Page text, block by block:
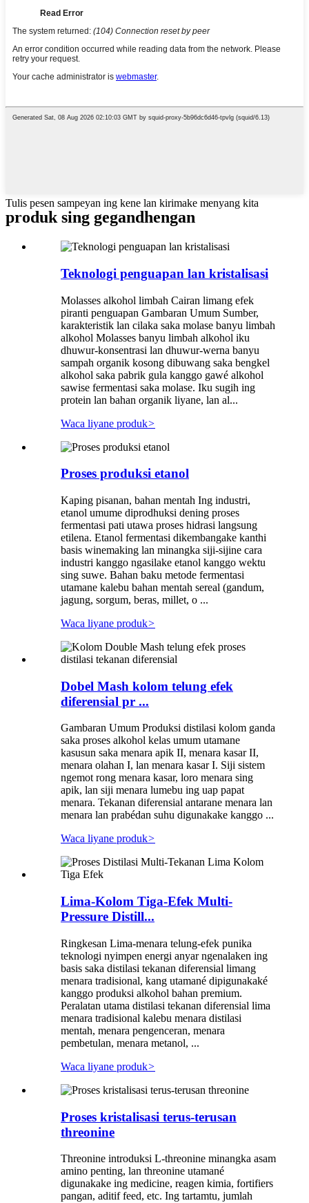
Tulis pesen sampeyan ing kene lan kirimake menyang kita
produk sing gegandhengan
Teknologi penguapan lan kristalisasi
Molasses alkohol limbah Cairan limang efek
piranti penguapan Gambaran Umum Sumber,
karakteristik lan cilaka saka molase banyu limbah
alkohol Molasses banyu limbah alkohol iku
dhuwur-konsentrasi lan dhuwur-werna banyu
sampah organik kosong dibuwang saka bengkel
alkohol saka pabrik gula kanggo gawé alkohol
sawise fermentasi saka molase. Iku sugih ing
protein lan bahan organik liyane, lan al...
Waca liyane produk>
Proses produksi etanol
Kaping pisanan, bahan mentah Ing industri,
etanol umume diprodhuksi dening proses
fermentasi pati utawa proses hidrasi langsung
etilena. Etanol fermentasi dikembangake kanthi
basis winemaking lan minangka siji-sijine cara
industri kanggo ngasilake etanol kanggo wektu
sing suwe. Bahan baku metode fermentasi
utamane kalebu bahan mentah sereal (gandum,
jagung, sorgum, beras, millet, o ...
Waca liyane produk>
Dobel Mash kolom telung efek
diferensial pr ...
Gambaran Umum Produksi distilasi kolom ganda
saka proses alkohol kelas umum utamane
kasusun saka menara apik II, menara kasar II,
menara olahan I, lan menara kasar I. Siji sistem
ngemot rong menara kasar, loro menara sing
apik, lan siji menara lumebu ing uap papat
menara. Tekanan diferensial antarane menara lan
menara lan prabédan suhu digunakake kanggo ...
Waca liyane produk>
Lima-Kolom Tiga-Efek Multi-
Pressure Distill...
Ringkesan Lima-menara telung-efek punika
teknologi nyimpen energi anyar ngenalaken ing
basis saka distilasi tekanan diferensial limang
menara tradisional, kang utamané dipigunakaké
kanggo produksi alkohol bahan premium.
Peralatan utama distilasi tekanan diferensial lima
menara tradisional kalebu menara distilasi
mentah, menara pengenceran, menara
pembetulan, menara metanol, ...
Waca liyane produk>
Proses kristalisasi terus-terusan
threonine
Threonine introduksi L-threonine minangka asam
amino penting, lan threonine utamané
digunakake ing medicine, reagen kimia, fortifiers
pangan, aditif feed, etc. Ing tartamtu, jumlah